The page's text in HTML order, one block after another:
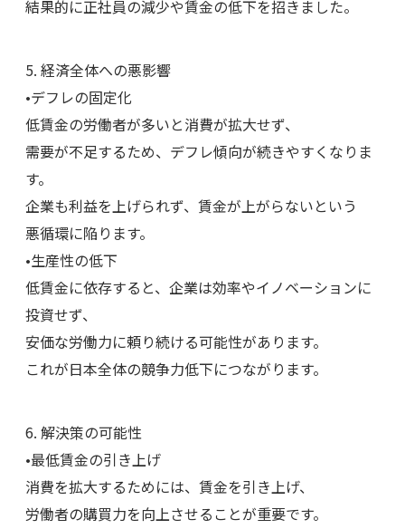
結果的に正社員の減少や賃金の低下を招きました。
5. 経済全体への悪影響
•デフレの固定化
低賃金の労働者が多いと消費が拡大せず、
需要が不足するため、デフレ傾向が続きやすくなりま
す。
企業も利益を上げられず、賃金が上がらないという
悪循環に陥ります。
•生産性の低下
低賃金に依存すると、企業は効率やイノベーションに
投資せず、
安価な労働力に頼り続ける可能性があります。
これが日本全体の競争力低下につながります。
6. 解決策の可能性
•最低賃金の引き上げ
消費を拡大するためには、賃金を引き上げ、
労働者の購買力を向上させることが重要です。